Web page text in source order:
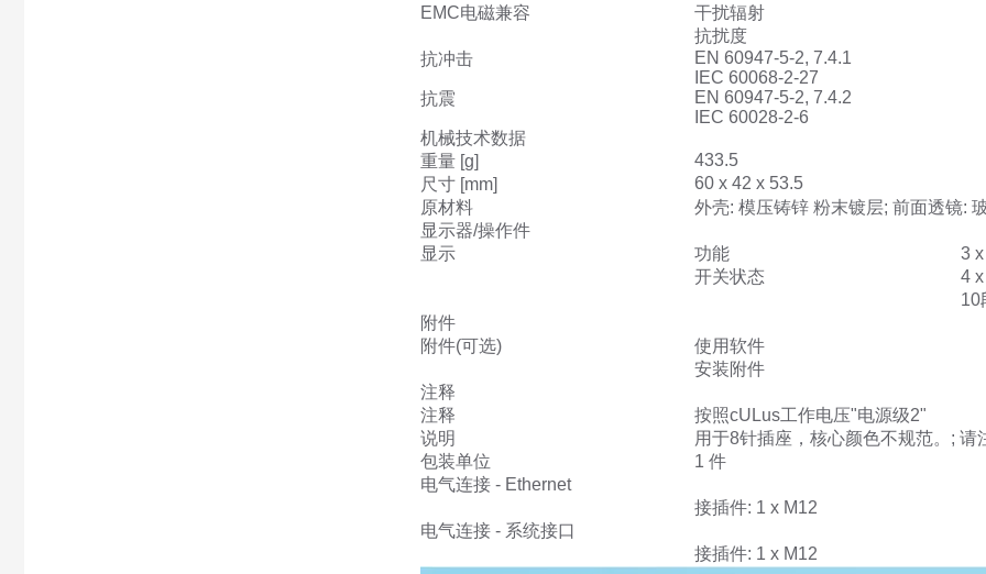
EMC电磁兼容
干扰辐射
抗扰度
抗冲击
EN 60947-5-2, 7.4.1
IEC 60068-2-27
抗震
EN 60947-5-2, 7.4.2
IEC 60028-2-6
机械技术数据
重量 [g]
433.5
尺寸 [mm]
60 x 42 x 53.5
原材料
外壳: 模压铸锌 粉末镀层; 前面透镜:
显示器/操作件
显示
功能
3
开关状态
4
10
附件
附件(可选)
使用软件
安装附件
注释
注释
按照cULus工作电压"电源级2"
说明
用于8针插座，核心颜色不规范。;
包装单位
1 件
电气连接 - Ethernet
接插件: 1 x M12
电气连接 - 系统接口
接插件: 1 x M12